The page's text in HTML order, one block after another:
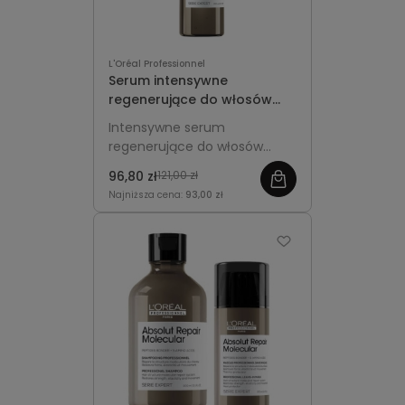
L'Oréal Professionnel
Serum intensywne
regenerujące do włosów
zniszczonych 250ml L'Oréal
Professionnel Absolut
Repair Molecular
Intensywne serum
regenerujące do włosów
zniszczonych, odbudowuje
uszkodzone wiązania i
wzmacnia strukturę włókien.
blask, chroniąc przed
łamaniem i przywracając
włosom zdrowy wygląd.
96,80 zł121,00 zł
Najniższa cena: 93,00 zł